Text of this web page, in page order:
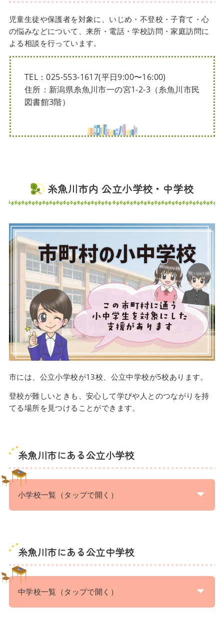
児童生徒や保護者を対象に、いじめ・不登校・子育て・心
の悩みなどについて、来所・電話・学校訪問・家庭訪問に
よる相談を行っています。
TEL：025-553-1617(平日9:00〜16:00)
住所：新潟県糸魚川市一の宮1-2-3（糸魚川市民
図書館3階）
糸魚川市内 公立小学校・中学校
市には、公立小学校が13校、公立中学校が5校あります。
登校が難しいときも、安心して学びや人とのつながりを持
てる場所を見つけることができます。
糸魚川市にある公立小学校
小学校一覧（タップで開く）
糸魚川市にある公立中学校
中学校一覧（タップで開く）